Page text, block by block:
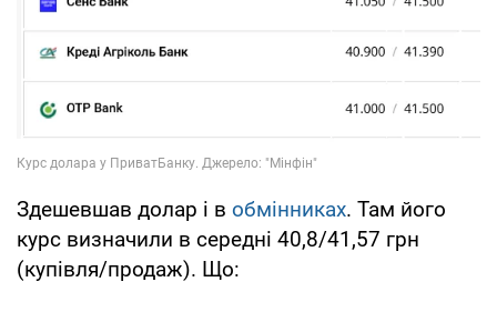
Здешевшав долар і в обмінниках. Там його
курс визначили в середні 40,8/41,57 грн
(купівля/продаж). Що: